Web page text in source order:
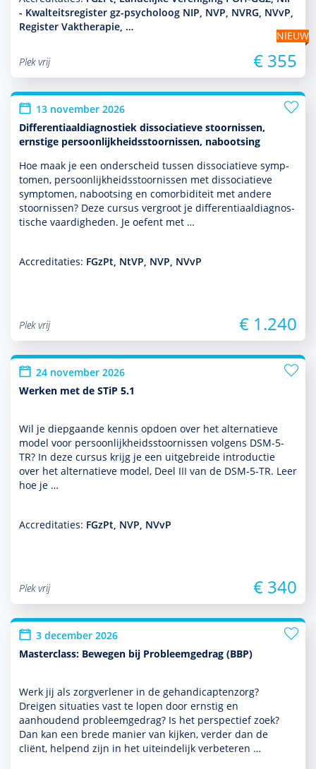
- Kwalteitsregister gz-psycholoog NIP, NVP, NVRG, NVvP,
Register Vaktherapie, …
NIEUW
Plek vrij
€ 355
13 november 2026
Differentiaaldiagnostiek dissociatieve stoornissen,
ernstige persoonlijkheidsstoornissen, nabootsing
Hoe maak je een onderscheid tussen dissociatieve symp­
tomen, per­soon­lijk­heids­stoor­nissen met dissociatieve
symp­tomen, nabootsing en comorbiditeit met andere
stoor­nissen? Deze cursus vergroot je differentiaaldiag­nos­
tische vaar­dig­heden. Je oefent met …
Accreditaties: FGzPt, NtVP, NVP, NVvP
Plek vrij € 1.240
24 november 2026
Werken met de STiP 5.1
Wil je diepgaande kennis opdoen over het alternatieve
model voor per­soon­lijk­heids­stoor­nissen volgens DSM-5-
TR? In deze cursus krijg je een uit­ge­breide intro­ductie
over het alternatieve model, Deel III van de DSM-5-TR. Leer
hoe je …
Accreditaties: FGzPt, NVP, NVvP
Plek vrij € 340
3 december 2026
Masterclass: Bewegen bij Probleemgedrag (BBP)
Werk jij als zorgverlener in de gehandi­capten­zorg?
Dreigen situaties vast te lopen door ernstig en
aanhoudend probleemgedrag? Is het perspec­tief zoek?
Dan kan een brede manier van kijken, verder dan de
cliënt, helpend zijn in het uit­einde­lijk verbeteren …